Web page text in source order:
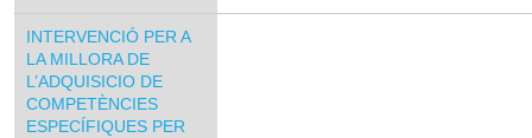
INTERVENCIÓ PER A
LA MILLORA DE
L’ADQUISICIO DE
COMPETÈNCIES
ESPECÍFIQUES PER